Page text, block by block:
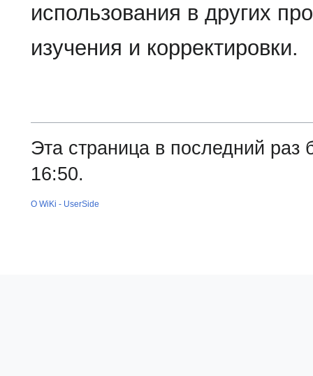
использования в других
изучения и корректировки.
Эта страница в последний раз
16:50.
О WiKi - UserSide